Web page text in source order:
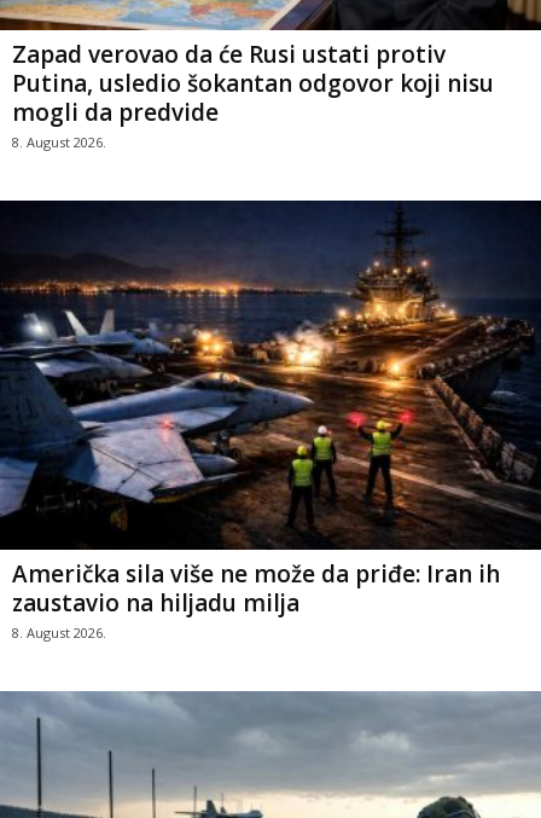
Zapad verovao da će Rusi ustati protiv
Putina, usledio šokantan odgovor koji nisu
mogli da predvide
8. August 2026.
Američka sila više ne može da priđe: Iran ih
zaustavio na hiljadu milja
8. August 2026.